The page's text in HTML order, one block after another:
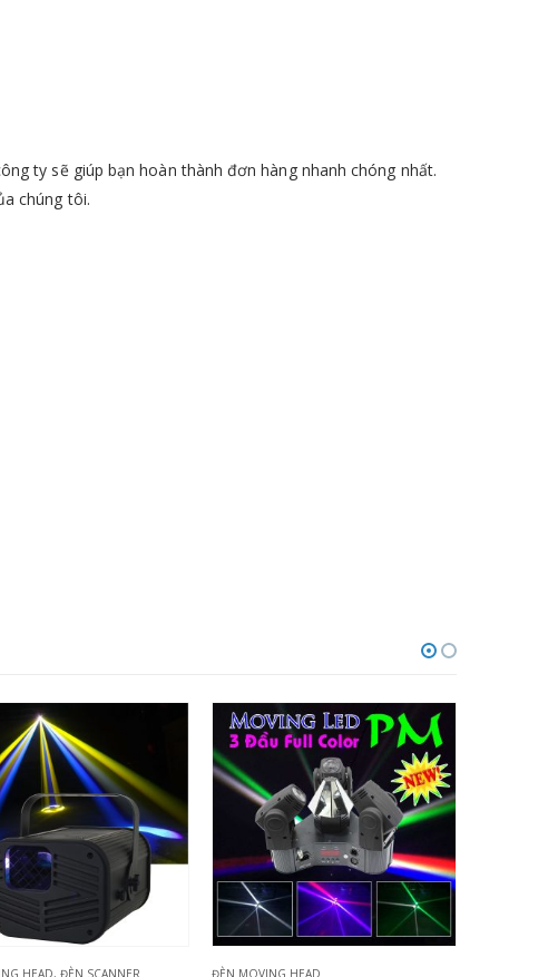
ty sẽ giúp bạn hoàn thành đơn hàng nhanh chóng nhất.
chúng tôi.
HEAD ĐÈN MOVING HEAD